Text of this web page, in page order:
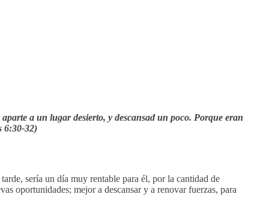
a un lugar desierto, y descansad un poco. Porque eran
6:30-32)
sería un día muy rentable para él, por la cantidad de
oportunidades; mejor a descansar y a renovar fuerzas, para